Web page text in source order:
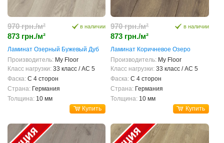
970 грн./м²
873 грн./м²
в наличии
Ламинат Озерный Бужевый Дуб
Производитель: My Floor
Класс нагрузки: 33 класс / AC 5
Фаска: С 4 сторон
Страна: Германия
Толщина: 10 мм
Купить
970 грн./м²
873 грн./м²
в наличии
Ламинат Коричневое Озеро
Производитель: My Floor
Класс нагрузки: 33 класс / AC 5
Фаска: С 4 сторон
Страна: Германия
Толщина: 10 мм
Купить